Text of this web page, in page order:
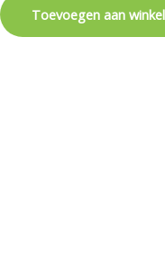
Toevoegen aan